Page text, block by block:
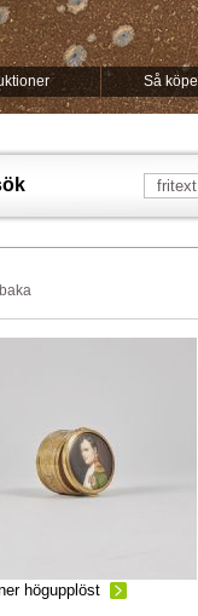
Så
högupplöst